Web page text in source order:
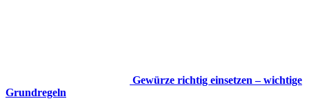
Gewürze richtig einsetzen – wichtige
Grundregeln